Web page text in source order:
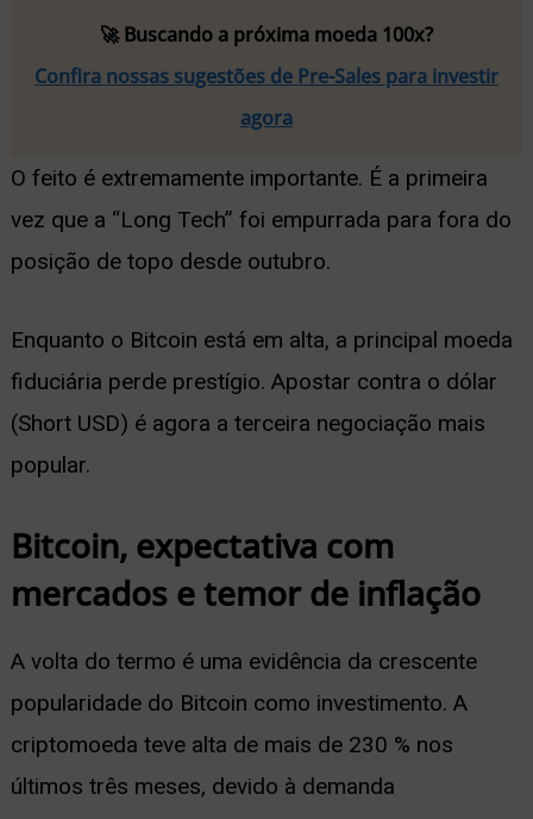
🚀 Buscando a próxima moeda 100x?
Confira nossas sugestões de Pre-Sales para investir
agora
O feito é extremamente importante. É a primeira
vez que a “Long Tech” foi empurrada para fora do
posição de topo desde outubro.
Enquanto o Bitcoin está em alta, a principal moeda
fiduciária perde prestígio. Apostar contra o dólar
(Short USD) é agora a terceira negociação mais
popular.
Bitcoin, expectativa com
mercados e temor de inflação
A volta do termo é uma evidência da crescente
popularidade do Bitcoin como investimento. A
criptomoeda teve alta de mais de 230 % nos
últimos três meses, devido à demanda